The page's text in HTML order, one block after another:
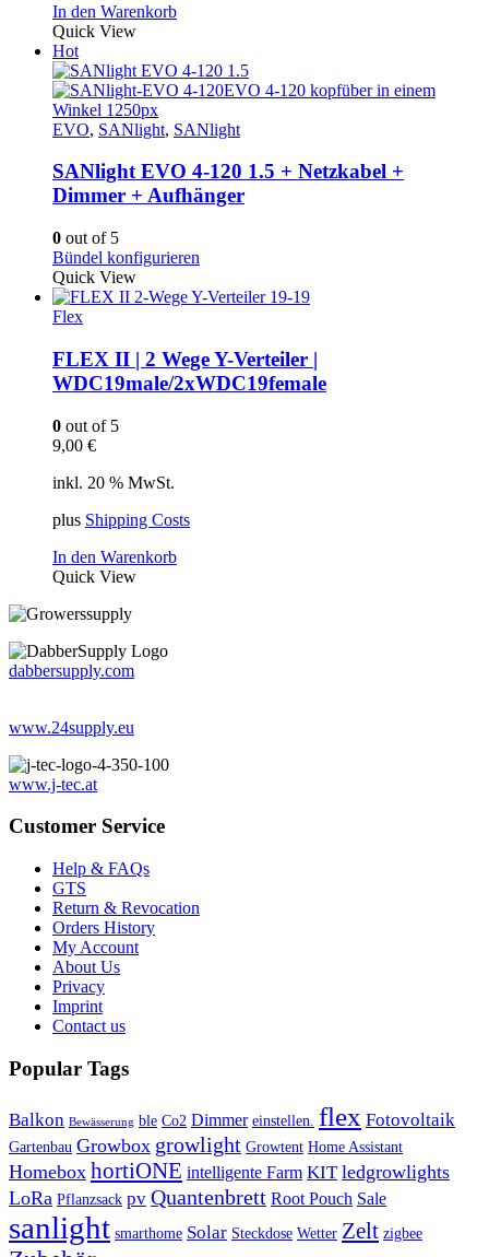
In den Warenkorb
Quick View
Hot
EVO, SANlight, SANlight
SANlight EVO 4-120 1.5 + Netzkabel +
Dimmer + Aufhänger
0 out of 5
Bündel konfigurieren
Quick View
Flex
FLEX II | 2 Wege Y-Verteiler |
WDC19male/2xWDC19female
0 out of 5
9,00 €
inkl. 20 % MwSt.
plus Shipping Costs
In den Warenkorb
Quick View
dabbersupply.com
www.24supply.eu
www.j-tec.at
Customer Service
Help & FAQs
GTS
Return & Revocation
Orders History
My Account
About Us
Privacy
Imprint
Contact us
Popular Tags
Balkon Bewässerung ble Co2 Dimmer einstellen. flex Fotovoltaik
Gartenbau Growbox growlight Growtent Home Assistant
Homebox hortiONE intelligente Farm KIT ledgrowlights
LoRa Pflanzsack pv Quantenbrett Root Pouch Sale
sanlight smarthome Solar Steckdose Wetter Zelt zigbee